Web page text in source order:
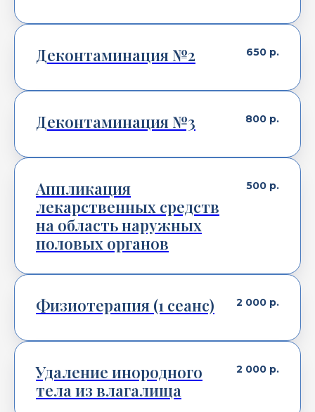
Деконтаминация №2 650 р.
Деконтаминация №3 800 р.
Аппликация
лекарственных средств
на область наружных
половых органов
500 р.
Физиотерапия (1 сеанс) 2 000 р.
Удаление инородного
тела из влагалища
2 000 р.